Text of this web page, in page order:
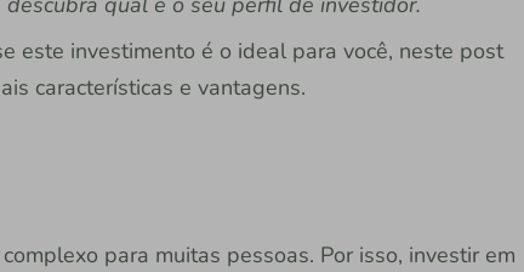
este investimento é o ideal para você, neste post
características e vantagens.
para muitas pessoas. Por isso, investir em